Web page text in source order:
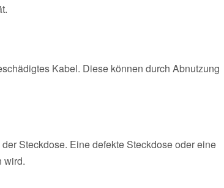
Kabel. Diese können durch Abnutzung
Steckdose. Eine defekte Steckdose oder eine
wird.